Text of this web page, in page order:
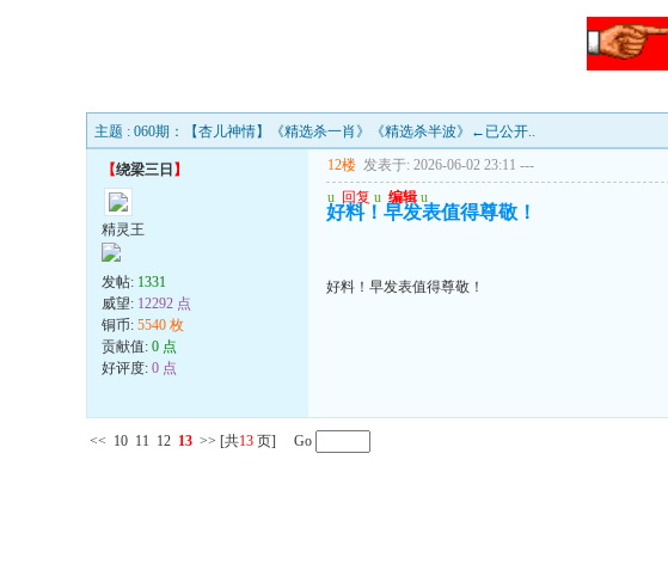
主题 : 060期：【杏儿神情】《精选杀一肖》《精选杀半波》←已公开..
【绕梁三日 】
精灵王
发帖: 1331
威望: 12292 点
铜币: 5540 枚
贡献值: 0 点
好评度: 0 点
12楼 发表于: 2026-06-02 23:11 ---
u 回复 u 编辑 u
好料！早发表值得尊敬！
好料！早发表值得尊敬！
<< 10 11 12 13 >> [共13 页] Go